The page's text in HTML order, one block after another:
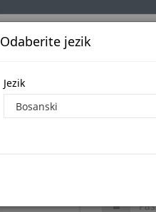
Jezik Službena glasila
Odaberite jezik
Jezik